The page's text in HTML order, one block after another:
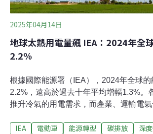
2029至2030年前實施，國家統計局與中
2025年04月14日
地球太熱用電量飆 IEA：2024年全
2.2%
根據國際能源署（IEA），2024年全球
2.2%，遠高於過去十年平均增幅1.3%。
推升冷氣的用電需求，而產業、運輸電
全球能源占比首次跌破30%。高溫、AI、
IEA 電動車 能源轉型 碳排放
深